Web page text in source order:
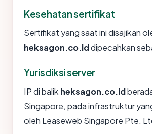
Kesehatan sertifikat
Sertifikat yang saat ini disajikan
heksagon.co.iddipecahkan
Yurisdiksi server
IP di balik heksagon.co.id
Singapore, pada infrastruktur
oleh Leaseweb Singapore Pte.